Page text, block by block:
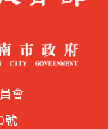
會
號